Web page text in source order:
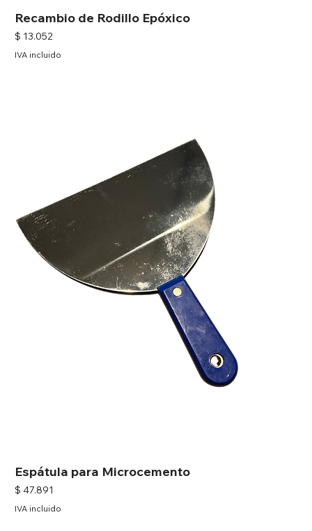
Recambio de Rodillo Epóxico
Precio
$ 13.052
IVA incluido
Espátula para Microcemento
Precio
$ 47.891
IVA incluido